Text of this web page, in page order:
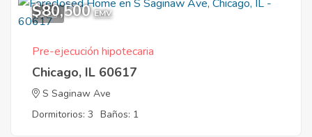
1
$80,500 EMV
Pre-ejecución hipotecaria
Chicago, IL 60617
S Saginaw Ave
Dormitorios: 3 Baños: 1